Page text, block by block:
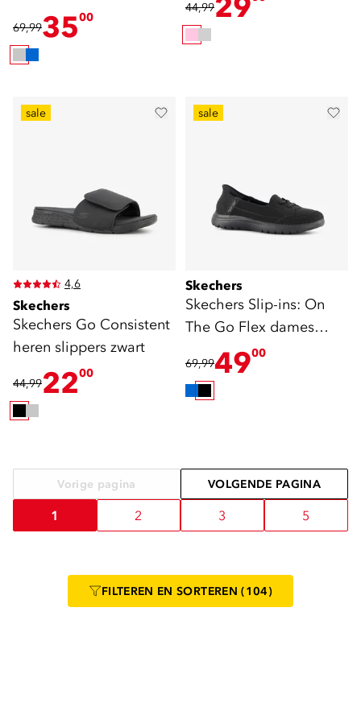
69,993500
44,99
sale
4,6
Skechers
Skechers Go Consistent
heren slippers zwart
44,992200
sale
Skechers
Skechers Slip-ins: On
The Go Flex dames
instappers zwart
69,994900
Vorige pagina VOLGENDE PAGINA
1 2 3 5
FILTEREN EN SORTEREN (104)